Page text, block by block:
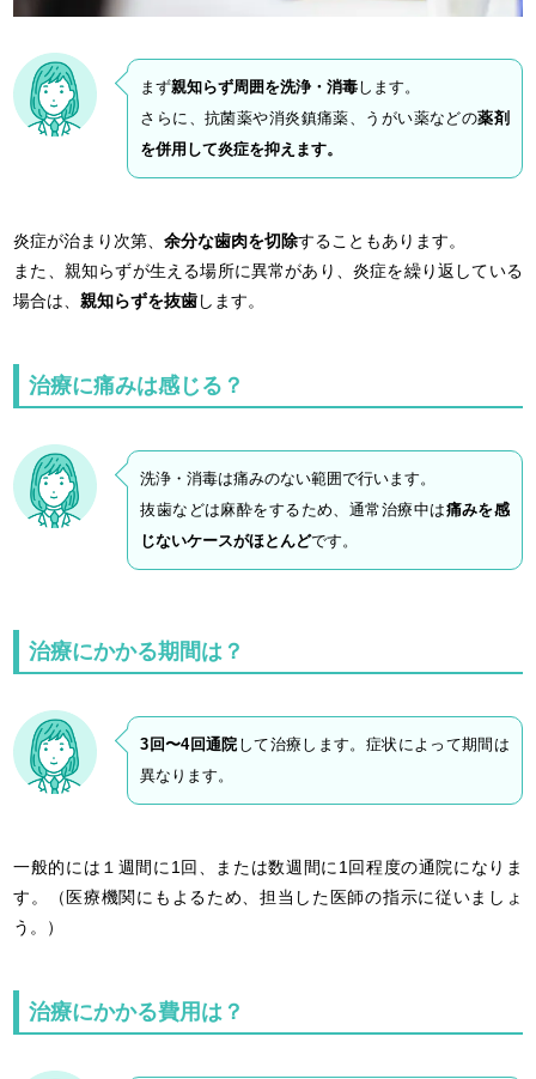
まず親知らず周囲を洗浄・消毒します。
さらに、抗菌薬や消炎鎮痛薬、うがい薬などの薬剤
を併用して炎症を抑えます。
炎症が治まり次第、余分な歯肉を切除することもあります。
また、親知らずが生える場所に異常があり、炎症を繰り返している
場合は、親知らずを抜歯します。
治療に痛みは感じる？
洗浄・消毒は痛みのない範囲で行います。
抜歯などは麻酔をするため、通常治療中は痛みを感
じないケースがほとんどです。
治療にかかる期間は？
3回〜4回通院 して治療します。症状によって期間は
異なります。
一般的には１週間に1回、または数週間に1回程度の通院になりま
す。（医療機関にもよるため、担当した医師の指示に従いましょ
う。）
治療にかかる費用は？